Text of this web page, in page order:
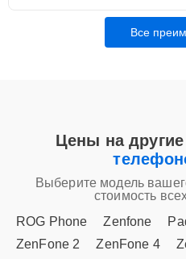
Все
Цены на
Выберите модель
стоимость
ROG Phone
Zenfone
ZenFone 2
ZenFone 4